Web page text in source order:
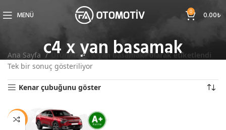
MENÜ 0 0.00₺
c4 x yan basamak
Ana Sayfa
Ürünler “c4 x yan basamak” olarak etiketlendi
Tek bir sonuç gösteriliyor
Kenar çubuğunu göster
-10%